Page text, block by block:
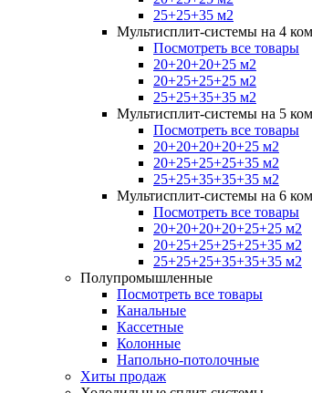
25+25+35 м2
Мультисплит-системы на 4
Посмотреть все товары
20+20+20+25 м2
20+25+25+25 м2
25+25+35+35 м2
Мультисплит-системы на 5
Посмотреть все товары
20+20+20+20+25 м2
20+25+25+25+35 м2
25+25+35+35+35 м2
Мультисплит-системы на 6
Посмотреть все товары
20+20+20+20+25+25 м2
20+25+25+25+25+35 м2
25+25+25+35+35+35 м2
Полупромышленные
Посмотреть все товары
Канальные
Кассетные
Колонные
Напольно-потолочные
Хиты продаж